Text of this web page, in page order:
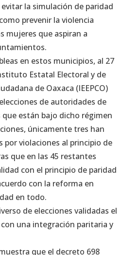
la simulación de paridad
prevenir la violencia
mujeres que aspiran a
en estos municipios, al 27
Estatal Electoral y de
de Oaxaca (IEEPCO)
de autoridades de
están bajo dicho régimen
únicamente tres han
por violaciones al principio de
que en las 45 restantes
con el principio de paridad
con la reforma en
en todo.
de elecciones validadas el
con una integración paritaria y
que el decreto 698